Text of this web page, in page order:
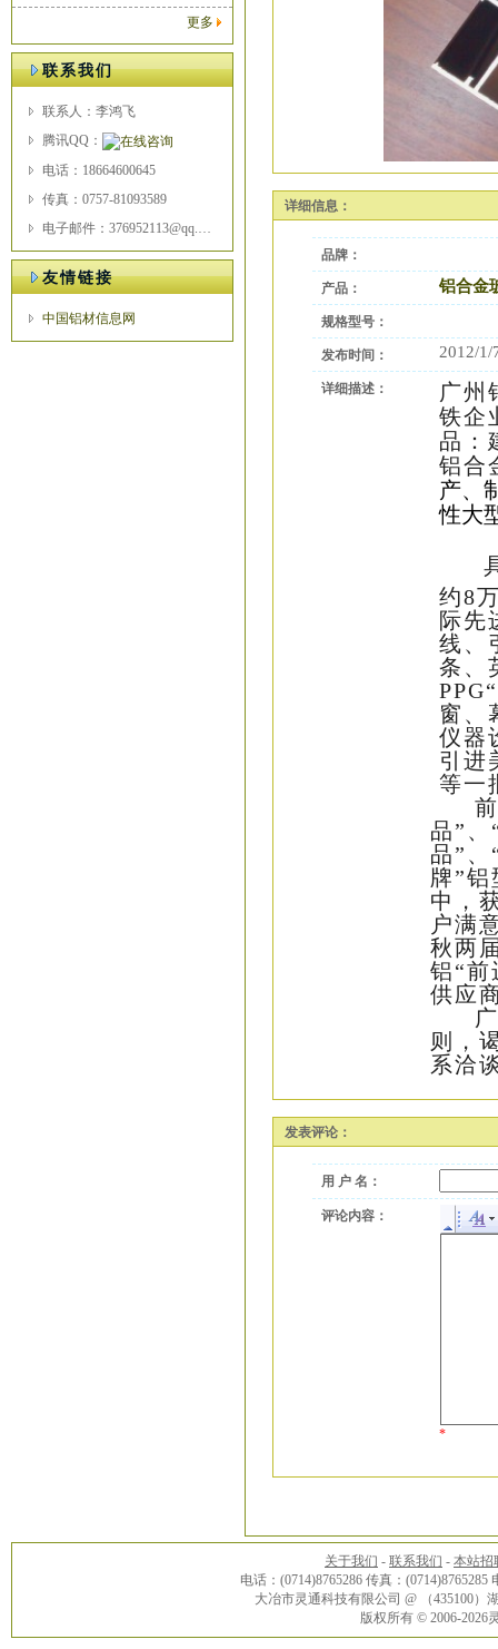
更多
联系我们
联系人：李鸿飞
腾讯QQ：
电话：18664600645
传真：0757-81093589
电子邮件：376952113@qq.com
友情链接
中国铝材信息网
详细信息：
品牌：
产品： 铝合金
规格型号：
发布时间： 2012/1/
详细描述：
广州
铁企
品：
铝合
产、
性大
约8
际先
线、
条、
PPG
窗、
仪器
引进
等一
品”
品”
牌”
中，
户满
秋两
铝“前
供应
则，
系洽
发表评论：
用 户 名：
评论内容：
*
关于我们 - 联系我们 - 本站招
电话：(0714)8765286 传真：(0714)8765285
大冶市灵通科技有限公司 @ （435100
版权所有 © 2006-2026